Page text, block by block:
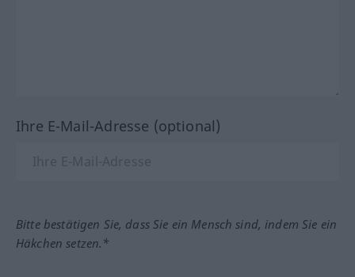
Ihre E-Mail-Adresse (optional)
Bitte bestätigen Sie, dass Sie ein Mensch sind, indem Sie ein
Häkchen setzen.*